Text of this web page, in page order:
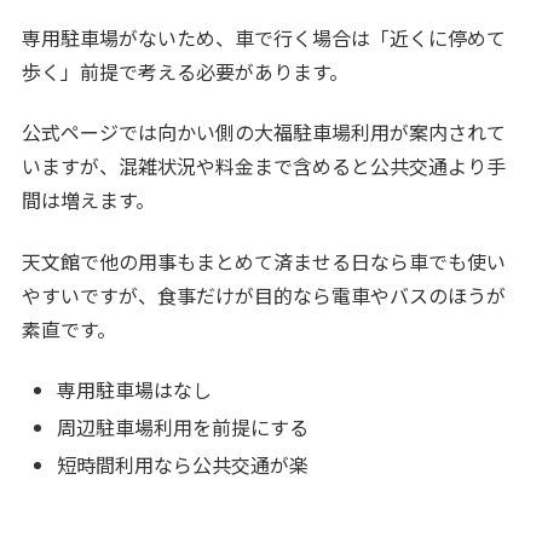
専用駐車場がないため、車で行く場合は「近くに停めて
歩く」前提で考える必要があります。
公式ページでは向かい側の大福駐車場利用が案内されて
いますが、混雑状況や料金まで含めると公共交通より手
間は増えます。
天文館で他の用事もまとめて済ませる日なら車でも使い
やすいですが、食事だけが目的なら電車やバスのほうが
素直です。
専用駐車場はなし
周辺駐車場利用を前提にする
短時間利用なら公共交通が楽